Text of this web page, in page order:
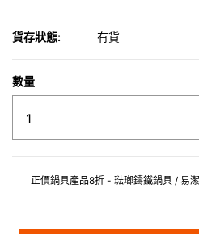
貨存狀態: 有貨
數量
正價鍋具產品8折 - 琺瑯鑄鐵鍋具 / 易